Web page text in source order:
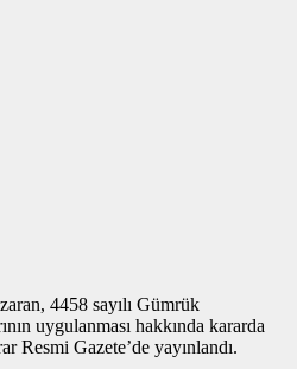
4458 sayılı Gümrük
uygulanması hakkında kararda
Resmi Gazete’de yayınlandı.